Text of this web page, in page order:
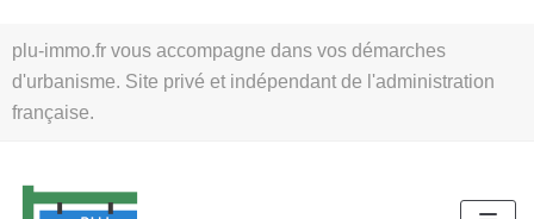
plu-immo.fr vous accompagne dans vos démarches
d'urbanisme. Site privé et indépendant de l'administration
française.
au
contenu